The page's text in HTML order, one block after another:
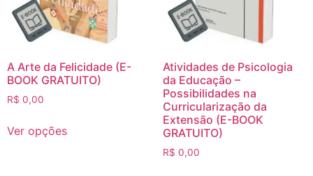
A Arte da Felicidade (E-
BOOK GRATUITO)
R$ 0,00
Ver opções
Atividades de Psicologia
da Educação –
Possibilidades na
Curricularização da
Extensão (E-BOOK
GRATUITO)
R$ 0,00